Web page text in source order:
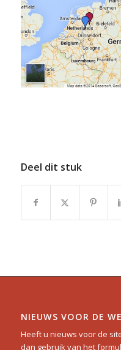
Deel dit stuk
NIEUWS VOOR DE
Heeft u nieuws voor de
dan gebruik van het